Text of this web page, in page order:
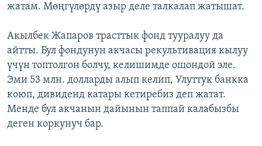
жатам. Мөңгүлөрдү азыр деле талкалап жатышат.
Акылбек Жапаров трасттык фонд тууралуу да
айтты. Бул фондунун акчасы рекультивация кылуу
үчүн топтолгон болчу, келишимде ошондой эле.
Эми 53 млн. долларды алып келип, Улуттук банкка
коюп, дивиденд катары кетиребиз деп жатат.
Менде бул акчанын дайынын таппай калабызбы
деген коркунуч бар.